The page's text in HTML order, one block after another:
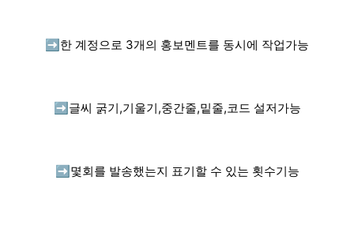
➡️ 한 계정으로 3개의 홍보멘트를 동시에 작업가능
➡️ 글씨 굵기,기울기,중간줄,밑줄,코드 설저가능
➡️ 몇회를 발송했는지 표기할 수 있는 횟수기능